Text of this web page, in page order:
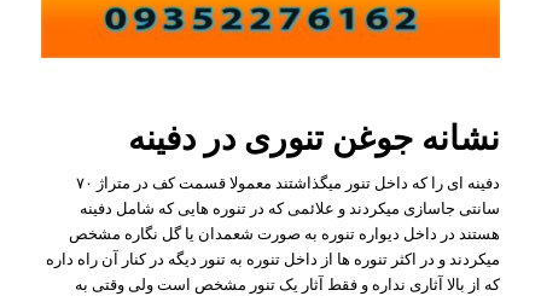
نشانه جوغن تنوری در دفینه
دفینه ای را که داخل تنور میگذاشتند معمولا قسمت کف در متراژ ۷۰
سانتی جاسازی میکردند و علائمی که در تنوره هایی که شامل دفینه
هستند در داخل دیواره تنوره به صورت شعمدان یا گل نگاره مشخص
میکردند و در اکثر تنوره ها از داخل تنوره به تنور دیگه در کنار آن راه داره
که از بالا آثاری نداره و فقط آثار یک تنور مشخص است ولی وقتی به